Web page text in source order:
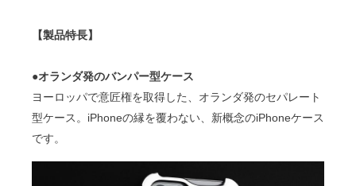
【製品特長】
●オランダ発のバンパー型ケース
ヨーロッパで意匠権を取得した、オランダ発のセパレート
型ケース。iPhoneの縁を覆わない、新概念のiPhoneケース
です。